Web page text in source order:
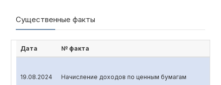
Существенные факты
Дата № факта
19.08.2024 Начисление доходов по ценным бумагам